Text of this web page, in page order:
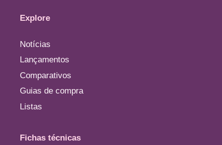
Explore
Notícias
Lançamentos
Comparativos
Guias de compra
Listas
Fichas técnicas